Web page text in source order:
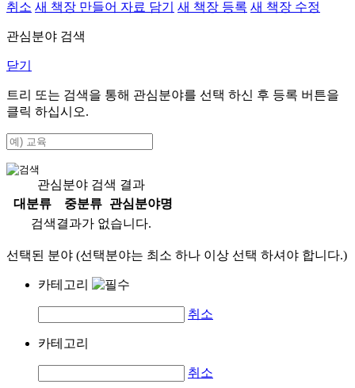
취소 새 책장 만들어 자료 담기 새 책장 등록 새 책장 수정
관심분야 검색
닫기
트리 또는 검색을 통해 관심분야를 선택 하신 후 등록 버튼을
클릭 하십시오.
관심분야 검색 결과
대분류
중분류
관심분야명
검색결과가 없습니다.
선택된 분야 (선택분야는 최소 하나 이상 선택 하셔야 합니다.)
카테고리
취소
카테고리
취소